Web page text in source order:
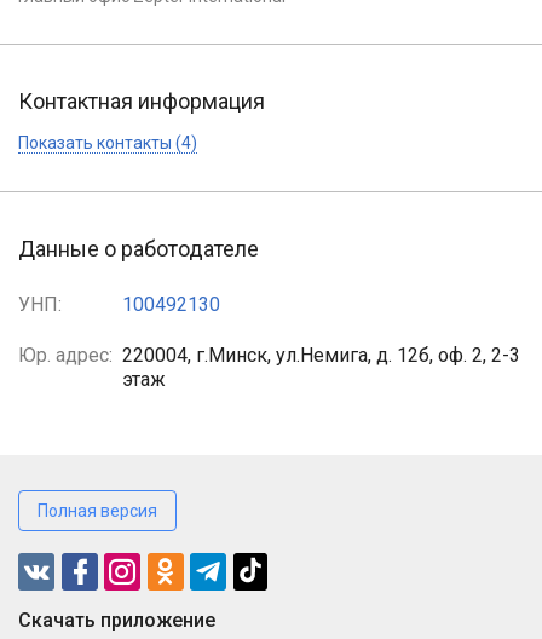
Контактная информация
Показать контакты (4)
Данные о работодателе
УНП: 100492130
Юр. адрес: 220004, г.Минск, ул.Немига, д. 12б, оф. 2, 2-3
этаж
Полная версия
Cкачать приложение